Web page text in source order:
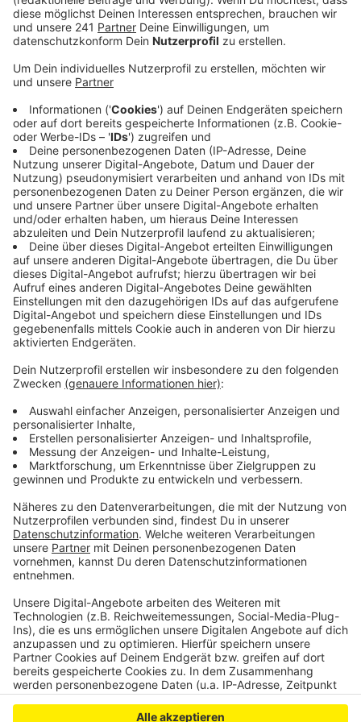
Anzeige
Prozent der Kunden wieder zurück. Diese
Zwischenbilanz zieht der Handelsverband NRW. Der
Gladbacher Verbandschef Marcus Otto hofft auf
eine nachhaltige Belebung.
Ein Händler hat einen sehr bemerkenswerten
Satz gesagt: Wir haben jetzt in der Krise in
der Region für die Verbraucher gearbeitet.
Hoffentlich behalten die Verbraucher das
auch lange im Hinterkopf und ich hoffe, dass
es weiterhin positiv aufwärts geht für den
Handel und das Handwerk.
Veröffentlicht:Montag, 25.05.2020 16:20
Anzeige
Viele kleinere Geschäfte profitieren derzeit von der
Schwieriger laufe es noch bei den größeren
Geschäften, bei denen die Hygienekonzepte
komplexer seien und noch nicht so viele Kunden
kommen wie gewünscht.
Anzeige
Anzeige